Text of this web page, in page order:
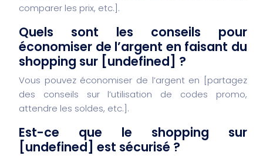
comparer les prix, etc.].
Quels sont les conseils pour
économiser de l’argent en faisant du
shopping sur [undefined] ?
Vous pouvez économiser de l’argent en [partagez
des conseils sur l’utilisation de codes promo,
attendre les soldes, etc.].
Est-ce que le shopping sur
[undefined] est sécurisé ?